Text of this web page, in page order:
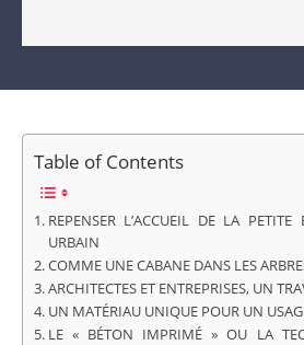
Table of Contents
REPENSER L’ACCUEIL DE LA
URBAIN
COMME UNE CABANE DANS LES
ARCHITECTES ET ENTREPRISES, UN
UN MATÉRIAU UNIQUE POUR UN
LE « BÉTON IMPRIMÉ » OU LA